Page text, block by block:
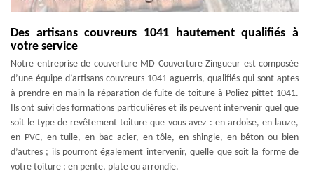
Des artisans couvreurs 1041 hautement qualifiés à
votre service
Notre entreprise de couverture MD Couverture Zingueur est composée
d’une équipe d’artisans couvreurs 1041 aguerris, qualifiés qui sont aptes
à prendre en main la réparation de fuite de toiture à Poliez-pittet 1041.
Ils ont suivi des formations particulières et ils peuvent intervenir quel que
soit le type de revêtement toiture que vous avez : en ardoise, en lauze,
en PVC, en tuile, en bac acier, en tôle, en shingle, en béton ou bien
d’autres ; ils pourront également intervenir, quelle que soit la forme de
votre toiture : en pente, plate ou arrondie.